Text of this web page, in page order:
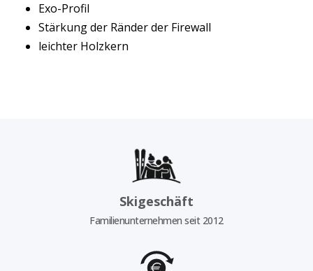
Exo-Profil
Stärkung der Ränder der Firewall
leichter Holzkern
Skigeschäft
Familienunternehmen seit 2012